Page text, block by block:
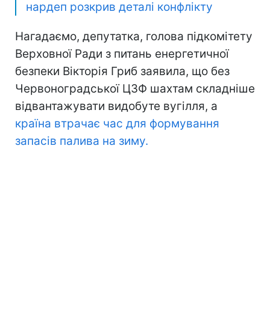
нардеп розкрив деталі конфлікту
Нагадаємо, депутатка, голова підкомітету
Верховної Ради з питань енергетичної
безпеки Вікторія Гриб заявила, що без
Червоноградської ЦЗФ шахтам складніше
відвантажувати видобуте вугілля, а
країна втрачає час для формування
запасів палива на зиму.